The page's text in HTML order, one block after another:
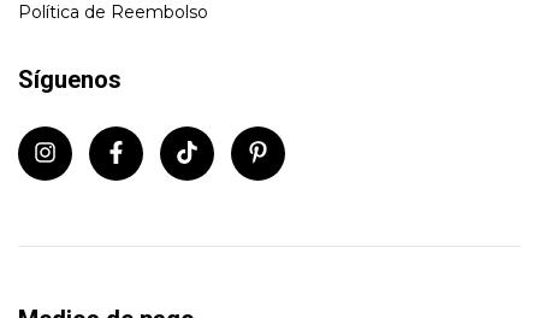
Política de Reembolso
Síguenos